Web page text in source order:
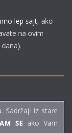
lep sajt, ako
na ovim
Sadržaji iz stare
SE ako Vam